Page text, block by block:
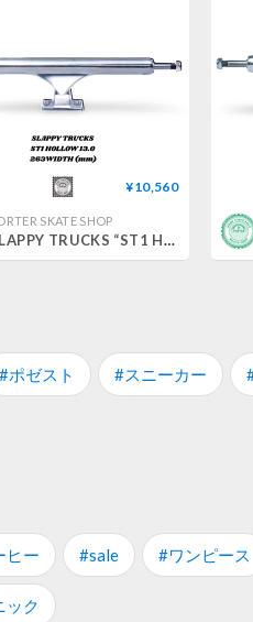
¥10,560
SKATE SHOP
SLAPPY TRUCKS “ST1 HOLLOW” 13.0
#ポゼスト #スニーカー
ヒー #sale #ワンピース
ック